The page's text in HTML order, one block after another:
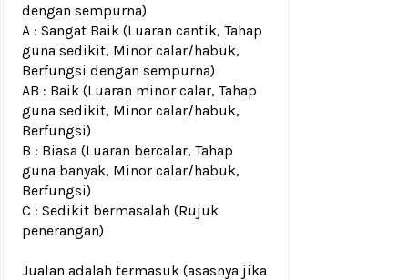
dengan sempurna)
A : Sangat Baik (Luaran cantik, Tahap
guna sedikit, Minor calar/habuk,
Berfungsi dengan sempurna)
AB : Baik (Luaran minor calar, Tahap
guna sedikit, Minor calar/habuk,
Berfungsi)
B : Biasa (Luaran bercalar, Tahap
guna banyak, Minor calar/habuk,
Berfungsi)
C : Sedikit bermasalah (Rujuk
penerangan)
Jualan adalah termasuk (asasnya jika